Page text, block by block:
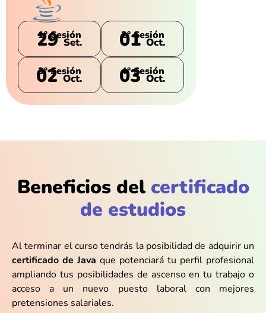
1° Sesión
29Set.
2° Sesión
01Oct.
3° Sesión
02Oct.
4° Sesión
03Oct.
Beneficios delcertificado
de estudios
Al terminar el curso tendrás la posibilidad de adquirir un
certificado de Java que potenciará tu perfil profesional
ampliando tus posibilidades de ascenso en tu trabajo o
acceso a un nuevo puesto laboral con mejores
pretensiones salariales.